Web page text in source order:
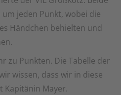
jeden Punkt, wobei die
Händchen behielten und
zu Punkten. Die Tabelle der
wissen, dass wir in diese
Kapitänin Mayer.